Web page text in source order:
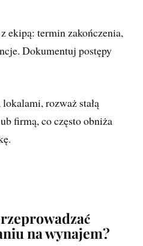
ekipą: termin zakończenia,
Dokumentuj postępy
rozważ stałą
firmą, co często obniża
na wynajem?